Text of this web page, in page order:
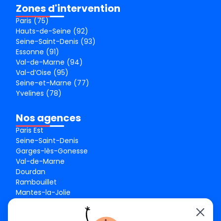
Zones d'intervention
Paris (75)
Hauts-de-Seine (92)
Seine-Saint-Denis (93)
Essonne (91)
Val-de-Marne (94)
Val-d’Oise (95)
Seine-et-Marne (77)
Yvelines (78)
Nos agences
Paris Est
Seine-Saint-Denis
Garges-lès-Gonesse
Val-de-Marne
Dourdan
Rambouillet
Mantes-la-Jolie